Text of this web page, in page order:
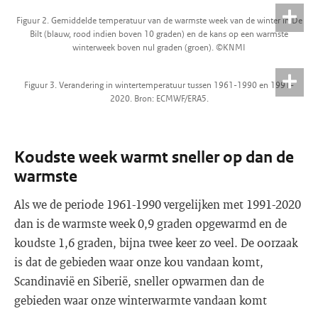
Figuur 2. Gemiddelde temperatuur van de warmste week van de winter in De
Bilt (blauw, rood indien boven 10 graden) en de kans op een warmste
winterweek boven nul graden (groen). ©KNMI
Figuur 3. Verandering in wintertemperatuur tussen 1961-1990 en 1991-
2020. Bron: ECMWF/ERA5.
Koudste week warmt sneller op dan de
warmste
Als we de periode 1961-1990 vergelijken met 1991-2020
dan is de warmste week 0,9 graden opgewarmd en de
koudste 1,6 graden, bijna twee keer zo veel. De oorzaak
is dat de gebieden waar onze kou vandaan komt,
Scandinavië en Siberië, sneller opwarmen dan de
gebieden waar onze winterwarmte vandaan komt